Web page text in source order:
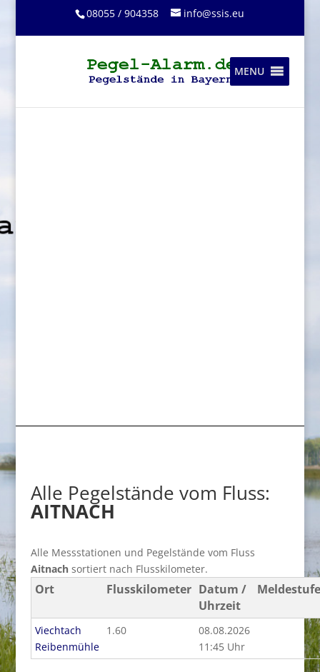
08055 / 904358 info@ssis.eu
MENU
Alle Pegelstände vom Fluss:
AITNACH
Alle Messstationen und Pegelstände vom Fluss
Aitnachsortiert nach Flusskilometer.
Ort Flusskilometer Datum /
Uhrzeit
Viechtach
Reibenmühle
1.60
08.08.2026
11:45 Uhr